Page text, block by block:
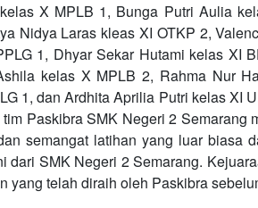
X MPLB 1, Bunga Putri Aulia
Nidya Laras kleas XI OTKP 2,
1, Dhyar Sekar Hutami kelas XI
kelas X MPLB 2, Rahma Nur
1, dan Ardhita Aprilia Putri kelas XI
Paskibra SMK Negeri 2 Semarang
semangat latihan yang luar biasa
dari SMK Negeri 2 Semarang.
yang telah diraih oleh Paskibra